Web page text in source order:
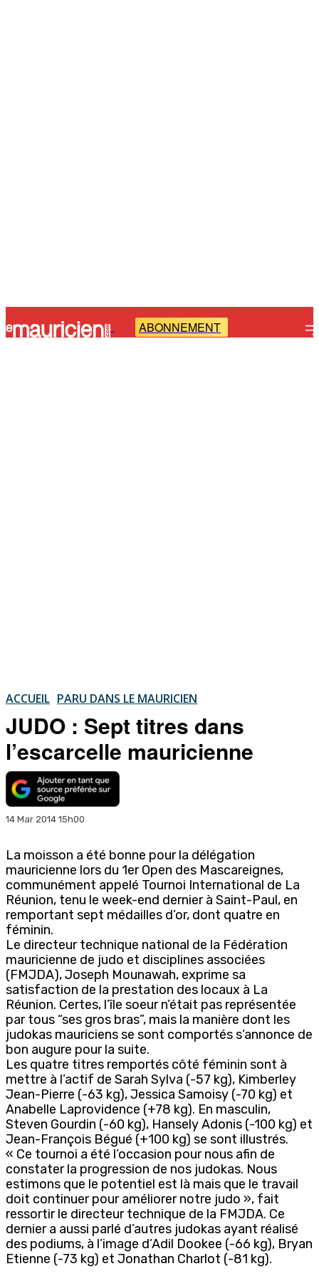
- ABONNEMENT
ACCUEIL PARU DANS LE MAURICIEN
JUDO : Sept titres dans
l’escarcelle mauricienne
14 Mar 2014 15h00
La moisson a été bonne pour la délégation
mauricienne lors du 1er Open des Mascareignes,
communément appelé Tournoi International de La
Réunion, tenu le week-end dernier à Saint-Paul, en
remportant sept médailles d’or, dont quatre en
féminin.
Le directeur technique national de la Fédération
mauricienne de judo et disciplines associées
(FMJDA), Joseph Mounawah, exprime sa
satisfaction de la prestation des locaux à La
Réunion. Certes, l’île soeur n’était pas représentée
par tous “ses gros bras”, mais la manière dont les
judokas mauriciens se sont comportés s’annonce de
bon augure pour la suite.
Les quatre titres remportés côté féminin sont à
mettre à l’actif de Sarah Sylva (-57 kg), Kimberley
Jean-Pierre (-63 kg), Jessica Samoisy (-70 kg) et
Anabelle Laprovidence (+78 kg). En masculin,
Steven Gourdin (-60 kg), Hansely Adonis (-100 kg) et
Jean-François Bégué (+100 kg) se sont illustrés.
« Ce tournoi a été l’occasion pour nous afin de
constater la progression de nos judokas. Nous
estimons que le potentiel est là mais que le travail
doit continuer pour améliorer notre judo », fait
ressortir le directeur technique de la FMJDA. Ce
dernier a aussi parlé d’autres judokas ayant réalisé
des podiums, à l’image d’Adil Dookee (-66 kg), Bryan
Etienne (-73 kg) et Jonathan Charlot (-81 kg).